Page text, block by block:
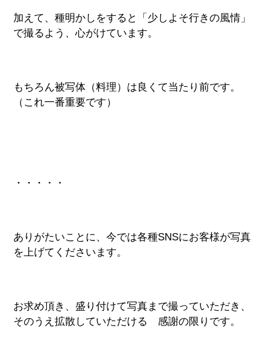
加えて、種明かしをすると「少しよそ行きの風情」
で撮るよう、心がけています。
もちろん被写体（料理）は良くて当たり前です。
（これ一番重要です）
・・・・・
ありがたいことに、今では各種SNSにお客様が写真
を上げてくださいます。
お求め頂き、盛り付けて写真まで撮っていただき、
そのうえ拡散していただける 感謝の限りです。